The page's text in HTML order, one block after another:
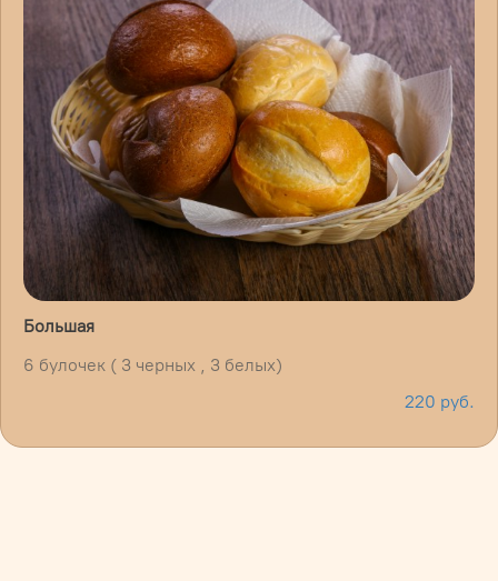
Большая
6 булочек ( 3 черных , 3 белых)
220 руб.